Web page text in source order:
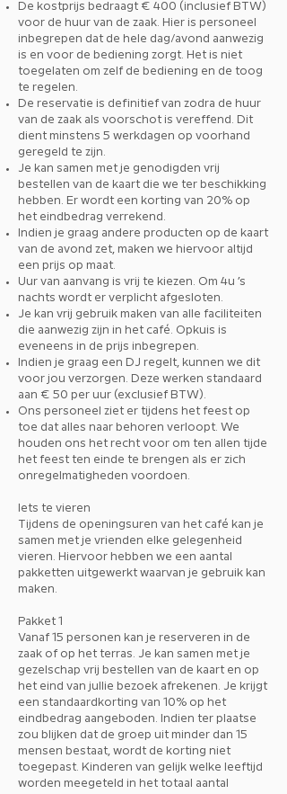
De kostprijs bedraagt € 400 (inclusief BTW)
voor de huur van de zaak. Hier is personeel
inbegrepen dat de hele dag/avond aanwezig
is en voor de bediening zorgt. Het is niet
toegelaten om zelf de bediening en de toog
te regelen.
De reservatie is definitief van zodra de huur
van de zaak als voorschot is vereffend. Dit
dient minstens 5 werkdagen op voorhand
geregeld te zijn.
Je kan samen met je genodigden vrij
bestellen van de kaart die we ter beschikking
hebben. Er wordt een korting van 20% op
het eindbedrag verrekend.
Indien je graag andere producten op de kaart
van de avond zet, maken we hiervoor altijd
een prijs op maat.
Uur van aanvang is vrij te kiezen. Om 4u ’s
nachts wordt er verplicht afgesloten.
Je kan vrij gebruik maken van alle faciliteiten
die aanwezig zijn in het café. Opkuis is
eveneens in de prijs inbegrepen.
Indien je graag een DJ regelt, kunnen we dit
voor jou verzorgen. Deze werken standaard
aan € 50 per uur (exclusief BTW).
Ons personeel ziet er tijdens het feest op
toe dat alles naar behoren verloopt. We
houden ons het recht voor om ten allen tijde
het feest ten einde te brengen als er zich
onregelmatigheden voordoen.
Iets te vieren
Tijdens de openingsuren van het café kan je
samen met je vrienden elke gelegenheid
vieren. Hiervoor hebben we een aantal
pakketten uitgewerkt waarvan je gebruik kan
maken.
Pakket 1
Vanaf 15 personen kan je reserveren in de
zaak of op het terras. Je kan samen met je
gezelschap vrij bestellen van de kaart en op
het eind van jullie bezoek afrekenen. Je krijgt
een standaardkorting van 10% op het
eindbedrag aangeboden. Indien ter plaatse
zou blijken dat de groep uit minder dan 15
mensen bestaat, wordt de korting niet
toegepast. Kinderen van gelijk welke leeftijd
worden meegeteld in het totaal aantal